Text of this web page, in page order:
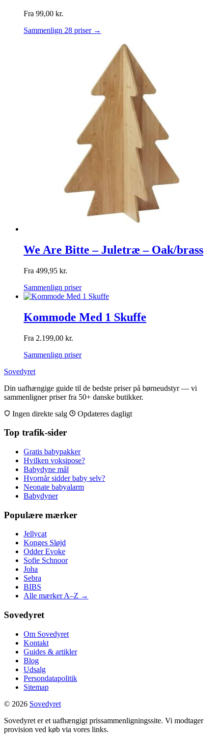
Fra 99,00 kr.
Sammenlign 28 priser →
We Are Bitte – Juletræ – Oak/brass
Fra 499,95 kr.
Sammenlign priser
Kommode Med 1 Skuffe
Fra 2.199,00 kr.
Sammenlign priser
Sovedyret
Din uafhængige guide til de bedste priser på børneudstyr — vi
sammenligner priser fra 50+ danske butikker.
Ingen direkte salg
Opdateres dagligt
Top trafik-sider
Gratis babypakker
Hvilken voksipose?
Babydyne mål
Hvornår sidder baby selv?
Neonate babyalarm
Babydyner
Populære mærker
Jellycat
Konges Sløjd
Odder Evoke
Sofie Schnoor
Joha
Sebra
BIBS
Alle mærker A–Z →
Sovedyret
Om Sovedyret
Kontakt
Guides & artikler
Blog
Udsalg
Persondatapolitik
Sitemap
© 2026 Sovedyret
Sovedyret er et uafhængigt prissammenligningssite. Vi modtager
provision ved køb via vores links.